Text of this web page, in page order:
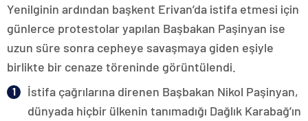
Yenilginin ardından başkent Erivan’da istifa etmesi için
günlerce protestolar yapılan Başbakan Paşinyan ise
uzun süre sonra cepheye savaşmaya giden eşiyle
birlikte bir cenaze töreninde görüntülendi.
İstifa çağrılarına direnen Başbakan Nikol Paşinyan,
dünyada hiçbir ülkenin tanımadığı Dağlık Karabağ’ın